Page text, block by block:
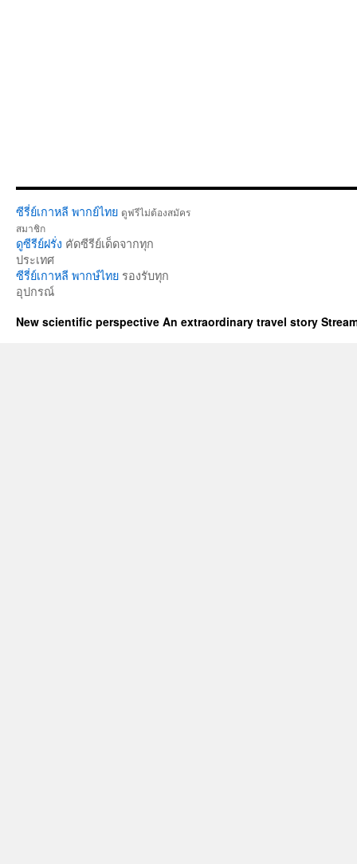
ซีรี่ย์เกาหลี พากย์ไทย ดูฟรีไม่ต้องสมัคร
สมาชิก
ดูซีรีย์ฝรั่ง คัดซีรีย์เด็ดจากทุก
ประเทศ
ซีรี่ย์เกาหลี พากษ์ไทย รองรับทุก
อุปกรณ์
New scientific perspective An extraordinary travel story